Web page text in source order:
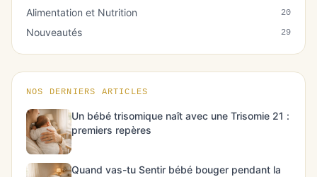
Alimentation et Nutrition 20
Nouveautés 29
NOS DERNIERS ARTICLES
Un bébé trisomique naît avec une Trisomie 21 :
premiers repères
Quand vas-tu Sentir bébé bouger pendant la